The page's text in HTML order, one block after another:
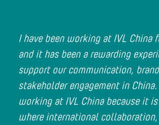
I have been working at IVL China
and it has been a rewarding
support our communication,
stakeholder engagement in
working at IVL China because it
where international